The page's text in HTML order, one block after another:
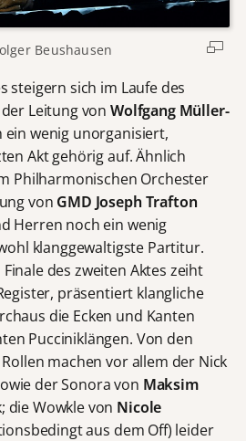
Beushausen
steigern sich im Laufe des
Leitung von Wolfgang Müller-
ein wenig unorganisiert,
Akt gehörig auf. Ähnlich
Philharmonischen Orchester
von GMD Joseph Trafton
Herren noch ein wenig
klanggewaltigste Partitur.
des zweiten Aktes zeiht
präsentiert klangliche
die Ecken und Kanten
Pucciniklängen. Von den
machen vor allem der Nick
der Sonora von Maksim
die Wowkle von Nicole
aus dem Off) leider